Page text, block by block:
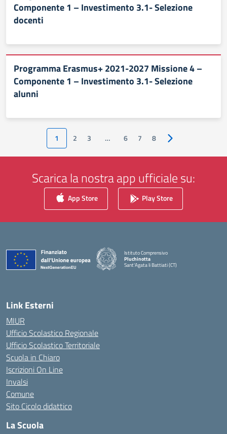
Componente 1 – Investimento 3.1- Selezione
docenti
Programma Erasmus+ 2021-2027 Missione 4 –
Componente 1 – Investimento 3.1- Selezione
alunni
1 2 3 … 6 7 8 Pagina successiva
Scarica la nostra app ufficiale su:
App Store Play Store
Istituto Comprensivo
Pluchinotta
Sant'Agata li Battiati (CT)
— Visita la pagina iniziale della scuola
Link Esterni
MIUR
Ufficio Scolastico Regionale
Ufficio Scolastico Territoriale
Scuola in Chiaro
Iscrizioni On Line
Invalsi
Comune
Sito Cicolo didattico
La Scuola